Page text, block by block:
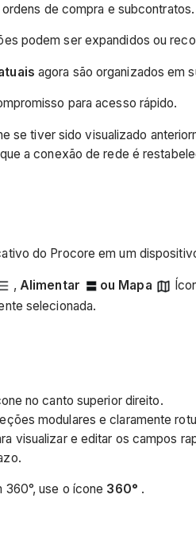
de compra e subcontratos.
podem ser expandidos ou
agora são organizados em
para acesso rápido.
se tiver sido visualizado
a conexão de rede é
do Procore em um
, Alimentar ou Mapa
selecionada.
no canto superior direito.
modulares e claramente
visualizar e editar os campos
use o ícone 360° .